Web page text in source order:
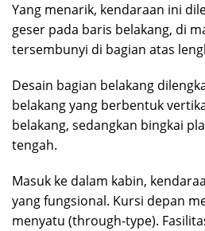
Yang menarik, kendaraan ini
geser pada baris belakang, di
tersembunyi di bagian atas
Desain bagian belakang
belakang yang berbentuk
belakang, sedangkan bingkai
tengah.
Masuk ke dalam kabin,
yang fungsional. Kursi depan
menyatu (through-type).